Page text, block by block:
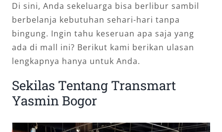
Di sini, Anda sekeluarga bisa berlibur sambil
berbelanja kebutuhan sehari-hari tanpa
bingung. Ingin tahu keseruan apa saja yang
ada di mall ini? Berikut kami berikan ulasan
lengkapnya hanya untuk Anda.
Sekilas Tentang Transmart
Yasmin Bogor